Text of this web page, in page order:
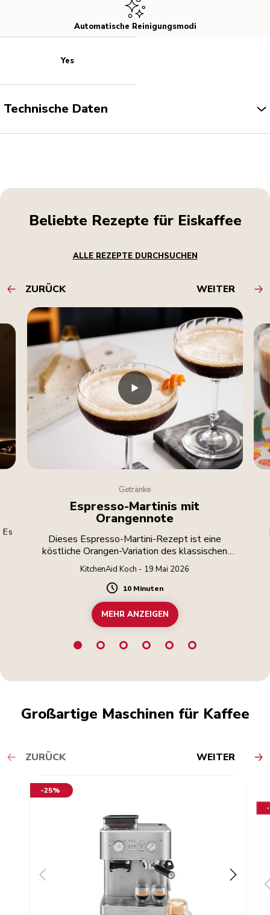
Automatische Reinigungsmodi
Yes
Technische Daten
Beliebte Rezepte für Eiskaffee
ALLE REZEPTE DURCHSUCHEN
ZURÜCK WEITER
Es
Getränke
Espresso-Martinis mit
Orangennote
Dieses Espresso-Martini-Rezept ist eine
köstliche Orangen-Variation des klassischen
Espresso-Martini. Es kombiniert milden Wodka
mit vollmundigem Kaffee und einer leichten
Orangennote. Alkohol sollte
verantwortungsbewusst konsumiert werden.
KitchenAid Koch - 19 Mai 2026
Duration
10 Minuten
MEHR ANZEIGEN
Großartige Maschinen für Kaffee
ZURÜCK WEITER
-25%